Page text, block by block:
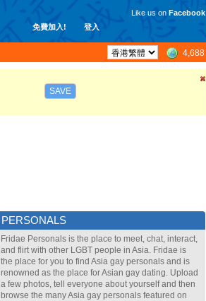
免費加入! 登入
Like us on Facebook
4,688
SAVE
PERSONALS
Fridae Personals is the place to meet, chat, interact,
and flirt with other LGBT people in Asia. Fridae is
the place for you to find Asia gay personals and is
renowned as the place for Asian gay dating. Upload
a few photos, tell everyone about yourself and then
browse the many Asia gay personals featured on